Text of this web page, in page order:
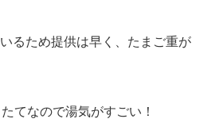
るため提供は早く、たまご重が
てなので湯気がすごい！